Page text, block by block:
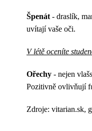
Špenát - draslík,
uvítají vaše oči.
V létě oceníte
Ořechy - nejen
Pozitivně ovlivňují
Zdroje: vitarian.sk,